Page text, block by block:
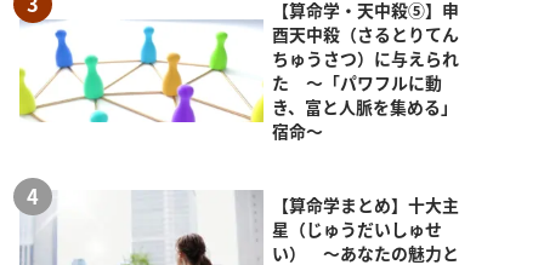
【算命学・天中殺⑤】申
酉天中殺（さるとりてん
ちゅうさつ）に与えられ
た ～「パワフルに動
き、富と人脈を集める」
宿命～
【算命学まとめ】十大主
星（じゅうだいしゅせ
い） ～あなたの魅力と